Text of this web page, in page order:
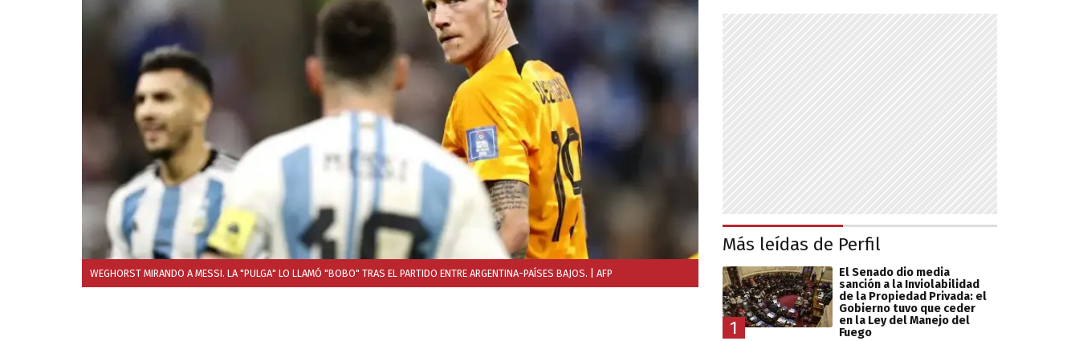
WEGHORST MIRANDO A MESSI. LA "PULGA" LO LLAMÓ "BOBO" TRAS EL PARTIDO ENTRE ARGENTINA-PAÍSES BAJOS. | AFP
Más leídas de Perfil
1
El Senado dio media
sanción a la Inviolabilidad
de la Propiedad Privada: el
Gobierno tuvo que ceder
en la Ley del Manejo del
Fuego